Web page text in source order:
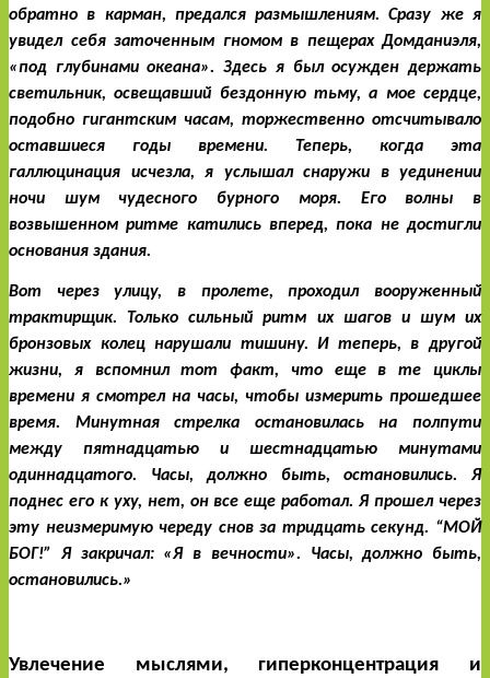
обратно в карман, предался размышлениям. Сразу же я
увидел себя заточенным гномом в пещерах Домданиэля,
«под глубинами океана». Здесь я был осужден держать
светильник, освещавший бездонную тьму, а мое сердце,
подобно гигантским часам, торжественно отсчитывало
оставшиеся годы времени. Теперь, когда эта
галлюцинация исчезла, я услышал снаружи в уединении
ночи шум чудесного бурного моря. Его волны в
возвышенном ритме катились вперед, пока не достигли
основания здания.
Вот через улицу, в пролете, проходил вооруженный
трактирщик. Только сильный ритм их шагов и шум их
бронзовых колец нарушали тишину. И теперь, в другой
жизни, я вспомнил тот факт, что еще в те циклы
времени я смотрел на часы, чтобы измерить прошедшее
время. Минутная стрелка остановилась на полпути
между пятнадцатью и шестнадцатью минутами
одиннадцатого. Часы, должно быть, остановились. Я
поднес его к уху, нет, он все еще работал. Я прошел через
эту неизмеримую череду снов за тридцать секунд. “МОЙ
БОГ!” Я закричал: «Я в вечности». Часы, должно быть,
остановились.»
Увлечение мыслями, гиперконцентрация и